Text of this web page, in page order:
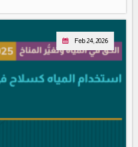
Feb 24, 2026